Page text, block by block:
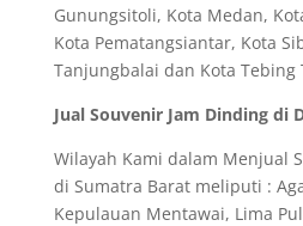
Gunungsitoli, Kota Medan,
Kota Pematangsiantar, Kota
Tanjungbalai dan Kota Tebing
Jual Souvenir Jam Dinding di
Wilayah Kami dalam Menjual
di Sumatra Barat meliputi :
Kepulauan Mentawai, Lima